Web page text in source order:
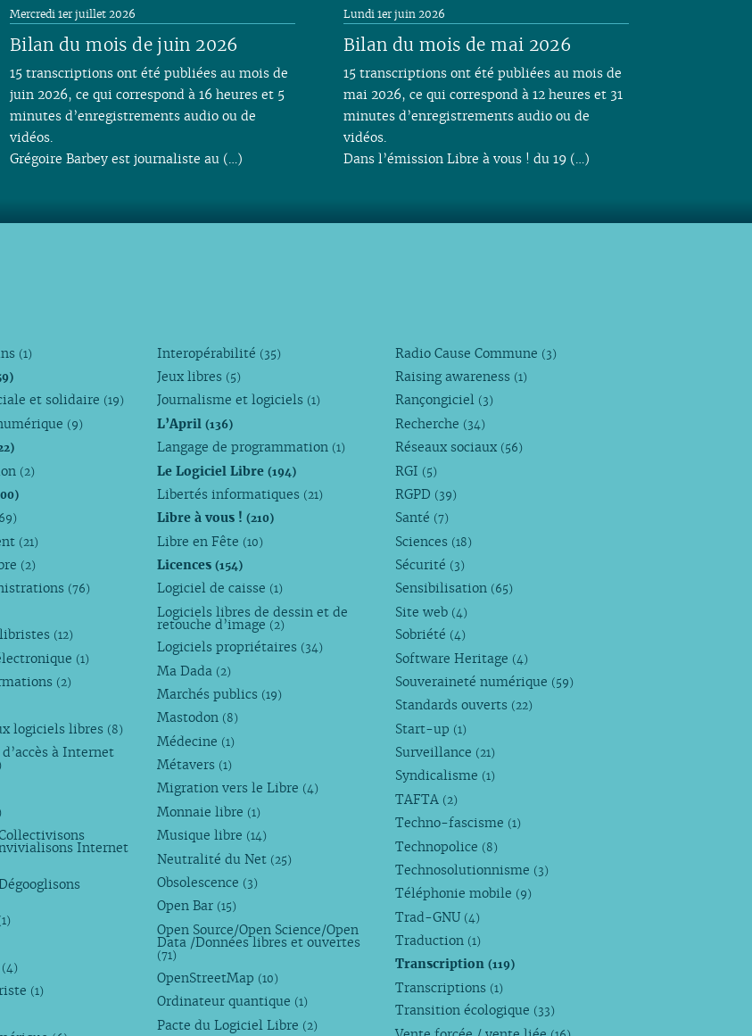
Bilan du mois de juin 2026
Mercredi 1er juillet 2026
15 transcriptions ont été publiées au mois de
juin 2026, ce qui correspond à 16 heures et 5
minutes d’enregistrements audio ou de
vidéos.
Grégoire Barbey est journaliste au (…)
Bilan du mois de mai 2026
Lundi 1er juin 2026
15 transcriptions ont été publiées au mois de
mai 2026, ce qui correspond à 12 heures et 31
minutes d’enregistrements audio ou de
vidéos.
Dans l’émission Libre à vous ! du 19 (…)
(1)
et solidaire (19)
(9)
(2)
(21)
(2)
(76)
(12)
(1)
(2)
logiciels libres (8)
à Internet
Internet
(4)
(1)
Interopérabilité (35)
Jeux libres (5)
Journalisme et logiciels (1)
L’April(136)
Langage de programmation (1)
Le Logiciel Libre(194)
Libertés informatiques (21)
Libre à vous !(210)
Libre en Fête (10)
Licences(154)
Logiciel de caisse (1)
Logiciels libres de dessin et de
retouche d’image (2)
Logiciels propriétaires (34)
Ma Dada (2)
Marchés publics (19)
Mastodon (8)
Médecine (1)
Métavers (1)
Migration vers le Libre (4)
Monnaie libre (1)
Musique libre (14)
Neutralité du Net (25)
Obsolescence (3)
Open Bar (15)
Open Source/Open Science/Open
Data /Données libres et ouvertes
(71)
OpenStreetMap (10)
Ordinateur quantique (1)
Pacte du Logiciel Libre (2)
Radio Cause Commune (3)
Raising awareness (1)
Rançongiciel (3)
Recherche (34)
Réseaux sociaux (56)
RGI (5)
RGPD (39)
Santé (7)
Sciences (18)
Sécurité (3)
Sensibilisation (65)
Site web (4)
Sobriété (4)
Software Heritage (4)
Souveraineté numérique (59)
Standards ouverts (22)
Start-up (1)
Surveillance (21)
Syndicalisme (1)
TAFTA (2)
Techno-fascisme (1)
Technopolice (8)
Technosolutionnisme (3)
Téléphonie mobile (9)
Trad-GNU (4)
Traduction (1)
Transcription(119)
Transcriptions (1)
Transition écologique (33)